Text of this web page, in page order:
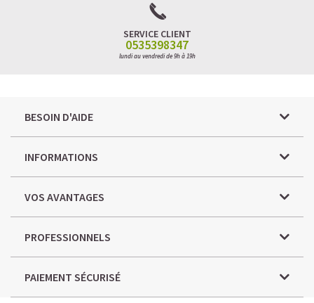
SERVICE CLIENT
0535398347
lundi au vendredi de 9h à 19h
BESOIN D'AIDE
INFORMATIONS
VOS AVANTAGES
PROFESSIONNELS
PAIEMENT SÉCURISÉ